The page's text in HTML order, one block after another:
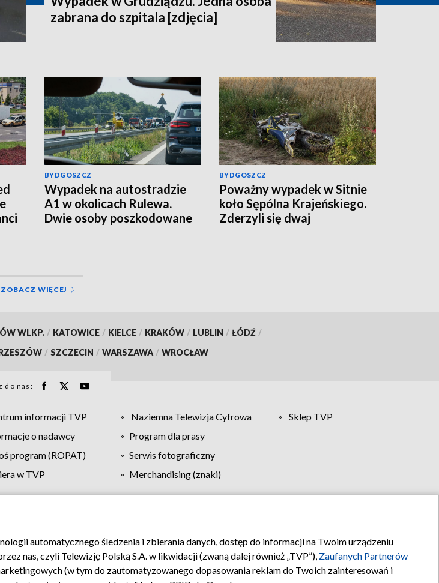
zabrana do szpitala [zdjęcia]
BYDGOSZCZ
Wypadek na autostradzie
A1 w okolicach Rulewa.
Dwie osoby poszkodowane
BYDGOSZCZ
Poważny wypadek w Sitnie
koło Sępólna Krajeńskiego.
Zderzyli się dwaj
ZOBACZ WIĘCEJ
WLKP. / KATOWICE / KIELCE / KRAKÓW / LUBLIN / ŁÓDŹ /
/ SZCZECIN / WARSZAWA / WROCŁAW
do nas:
informacji TVP Naziemna Telewizja Cyfrowa
Sklep TVP
o nadawcy
Program dla prasy
program (ROPAT)
Serwis fotograficzny
w TVP
Merchandising (znaki)
Moje zgody Pomoc Biuro reklamy Kontakt
automatycznego śledzenia i zbierania danych, dostęp do informacji na Twoim urządzeniu
nas, czyli Telewizję Polską S.A. w likwidacji (zwaną dalej również „TVP”), Zaufanych Partnerów
(w tym do zautomatyzowanego dopasowania reklam do Twoich zainteresowań i